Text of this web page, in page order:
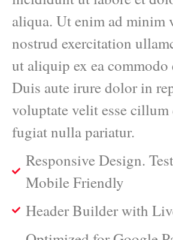
aliqua. Ut enim ad minim
nostrud exercitation
ut aliquip ex ea commodo
Duis aute irure dolor in
voluptate velit esse cillum
fugiat nulla pariatur.
Responsive Design.
Mobile Friendly
Header Builder with